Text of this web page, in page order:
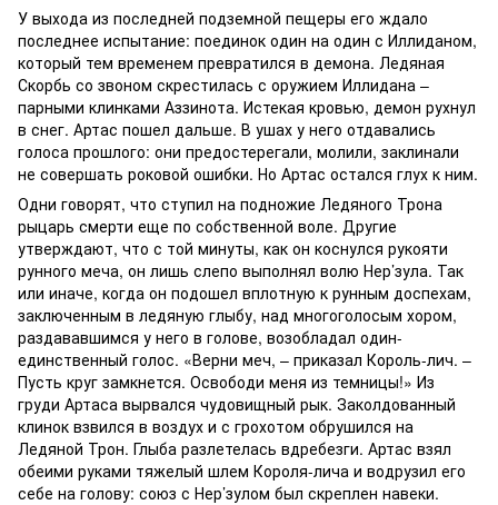
У выхода из последней подземной пещеры его ждало
последнее испытание: поединок один на один с Иллиданом,
который тем временем превратился в демона. Ледяная
Скорбь со звоном скрестилась с оружием Иллидана –
парными клинками Аззинота. Истекая кровью, демон рухнул
в снег. Артас пошел дальше. В ушах у него отдавались
голоса прошлого: они предостерегали, молили, заклинали
не совершать роковой ошибки. Но Артас остался глух к ним.
Одни говорят, что ступил на подножие Ледяного Трона
рыцарь смерти еще по собственной воле. Другие
утверждают, что с той минуты, как он коснулся рукояти
рунного меча, он лишь слепо выполнял волю Нер’зула. Так
или иначе, когда он подошел вплотную к рунным доспехам,
заключенным в ледяную глыбу, над многоголосым хором,
раздававшимся у него в голове, возобладал один-
единственный голос. «Верни меч, – приказал Король-лич. –
Пусть круг замкнется. Освободи меня из темницы!» Из
груди Артаса вырвался чудовищный рык. Заколдованный
клинок взвился в воздух и с грохотом обрушился на
Ледяной Трон. Глыба разлетелась вдребезги. Артас взял
обеими руками тяжелый шлем Короля-лича и водрузил его
себе на голову: союз с Нер’зулом был скреплен навеки.